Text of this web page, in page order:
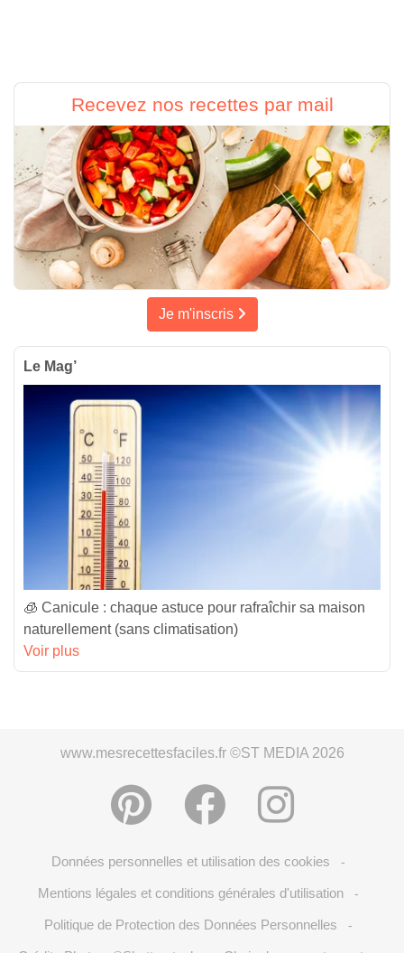
Recevez nos recettes par mail
Je m'inscris
Le Mag’
🧊 Canicule : chaque astuce pour rafraîchir sa maison
naturellement (sans climatisation)
Voir plus
www.mesrecettesfaciles.fr ©ST MEDIA 2026
Données personnelles et utilisation des cookies -
Mentions légales et conditions générales d'utilisation -
Politique de Protection des Données Personnelles -